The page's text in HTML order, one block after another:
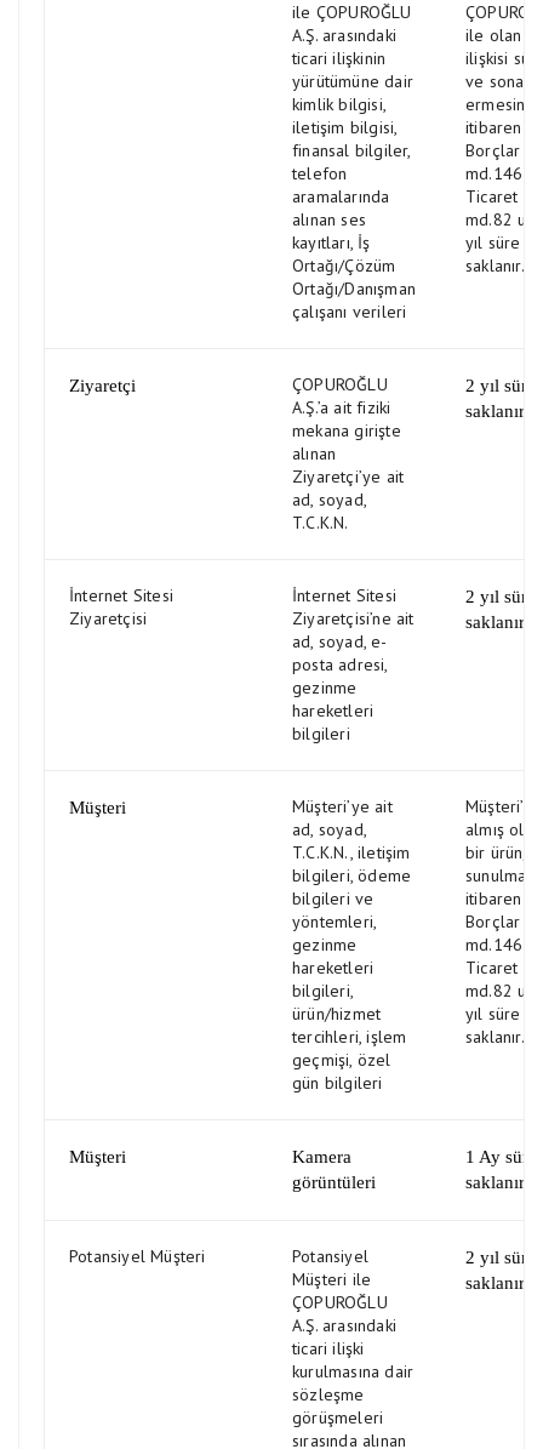
ile ÇOPUROĞLU
A.Ş. arasındaki
ticari ilişkinin
yürütümüne dair
kimlik bilgisi,
iletişim bilgisi,
finansal bilgiler,
telefon
aramalarında
alınan ses
kayıtları, İş
Ortağı/Çözüm
Ortağı/Danışman
çalışanı verileri
ile olan
ilişkisi
ve sona
itibaren
Borçlar
md.146
Ticaret
md.82
yıl süre
saklanır.
Ziyaretçi
ÇOPUROĞLU
A.Ş.’a ait fiziki
mekana girişte
alınan
Ziyaretçi’ye ait
ad, soyad,
T.C.K.N.
2 yıl süre
saklanır.
İnternet Sitesi
Ziyaretçisi
İnternet Sitesi
Ziyaretçisi’ne ait
ad, soyad, e-
posta adresi,
gezinme
hareketleri
bilgileri
2 yıl süre
saklanır.
Müşteri
Müşteri’ye ait
ad, soyad,
T.C.K.N., iletişim
bilgileri, ödeme
bilgileri ve
yöntemleri,
gezinme
hareketleri
bilgileri,
ürün/hizmet
tercihleri, işlem
geçmişi, özel
gün bilgileri
almış
bir ürün/
itibaren
Borçlar
md.146
Ticaret
md.82
yıl süre
saklanır.
Müşteri
Kamera
görüntüleri
1 Ay süre
saklanır.
Potansiyel Müşteri
Potansiyel
Müşteri ile
ÇOPUROĞLU
A.Ş. arasındaki
ticari ilişki
kurulmasına dair
sözleşme
görüşmeleri
sırasında alınan
2 yıl süre
saklanır.